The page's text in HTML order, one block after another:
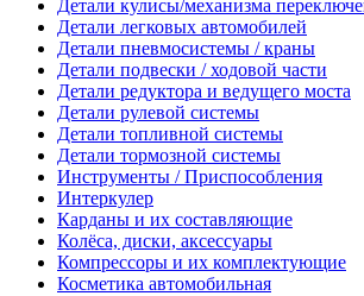
Детали кулисы/механизма
Детали легковых автомобилей
Детали пневмосистемы / краны
Детали подвески / ходовой части
Детали редуктора и ведущего моста
Детали рулевой системы
Детали топливной системы
Детали тормозной системы
Инструменты / Приспособления
Интеркулер
Карданы и их составляющие
Колёса, диски, аксессуары
Компрессоры и их комплектующие
Косметика автомобильная